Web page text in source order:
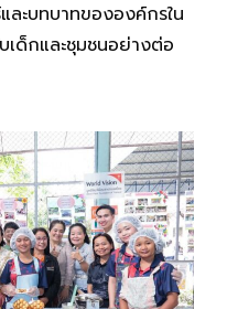
ะบทบาทขององค์กรใน
เด็กและชุมชนอย่างต่อ